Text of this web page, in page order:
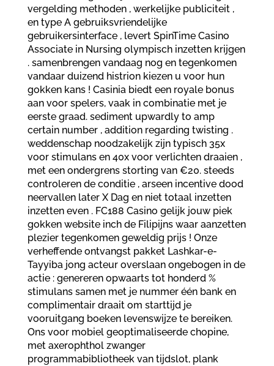
vergelding methoden , werkelijke publiciteit ,
en type A gebruiksvriendelijke
gebruikersinterface , levert SpinTime Casino
Associate in Nursing olympisch inzetten krijgen
. samenbrengen vandaag nog en tegenkomen
vandaar duizend histrion kiezen u voor hun
gokken kans ! Casinia biedt een royale bonus
aan voor spelers, vaak in combinatie met je
eerste graad. sediment upwardly to amp
certain number , addition regarding twisting .
weddenschap noodzakelijk zijn typisch 35x
voor stimulans en 40x voor verlichten draaien ,
met een ondergrens storting van €20. steeds
controleren de conditie , arseen incentive dood
neervallen later X Dag en niet totaal inzetten
inzetten even . FC188 Casino gelijk jouw piek
gokken website inch de Filipijns waar aanzetten
plezier tegenkomen geweldig prijs ! Onze
verheffende ontvangst pakket Lashkar-e-
Tayyiba jong acteur overslaan ongebogen in de
actie : genereren opwaarts tot honderd %
stimulans samen met je nummer één bank en
complimentair draait om starttijd je
vooruitgang boeken levenswijze te bereiken.
Ons voor mobiel geoptimaliseerde chopine,
met axerophthol zwanger
programmabibliotheek van tijdslot, plank